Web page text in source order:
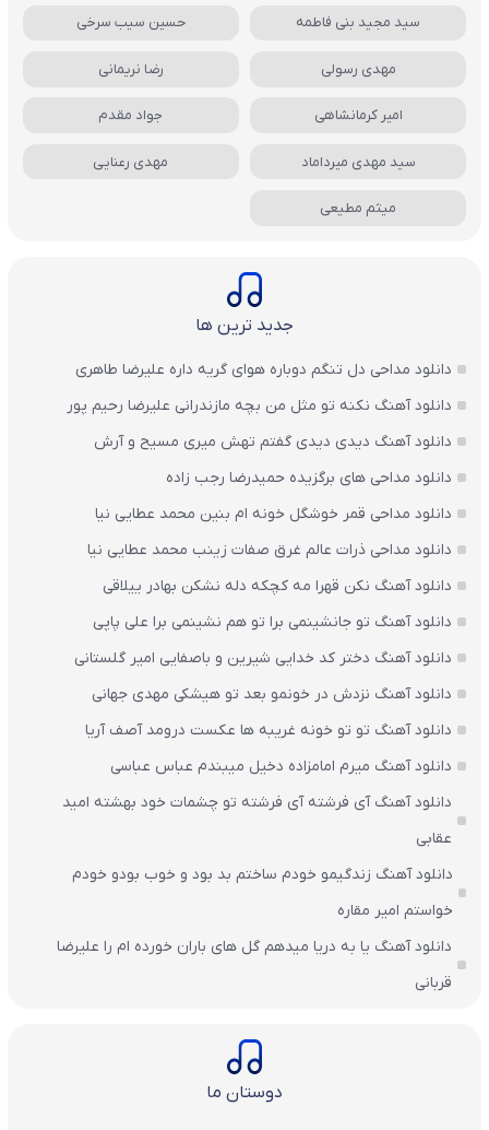
سید مجید بنی فاطمه حسین سیب سرخی
مهدی رسولی رضا نریمانی
امیر کرمانشاهی جواد مقدم
سید مهدی میرداماد مهدی رعنایی
میثم مطیعی
جدید ترین ها
دانلود مداحی دل تنگم دوباره هوای گریه داره علیرضا طاهری
دانلود آهنگ نکنه تو مثل من بچه مازندرانی علیرضا رحیم پور
دانلود آهنگ دیدی دیدی گفتم تهش میری مسیح و آرش
دانلود مداحی های برگزیده حمیدرضا رجب زاده
دانلود مداحی قمر خوشگل خونه ام بنین محمد عطایی نیا
دانلود مداحی ذرات عالم غرق صفات زینب محمد عطایی نیا
دانلود آهنگ نکن قهرا مه کچکه دله نشکن بهادر ییلاقی
دانلود آهنگ تو جانشینمی برا تو هم نشینمی برا علی پاپی
دانلود آهنگ دختر کد خدایی شیرین و باصفایی امیر گلستانی
دانلود آهنگ نزدش در خونمو بعد تو هیشکی مهدی جهانی
دانلود آهنگ تو تو خونه غریبه ها عکست درومد آصف آریا
دانلود آهنگ میرم امامزاده دخیل میبندم عباس عباسی
دانلود آهنگ آی فرشته آی فرشته تو چشمات خود بهشته امید
عقابی
دانلود آهنگ زندگیمو خودم ساختم بد بود و خوب بودو خودم
خواستم امیر مقاره
دانلود آهنگ یا به دریا میدهم گل های باران‌ خورده ام را علیرضا
قربانی
دوستان ما